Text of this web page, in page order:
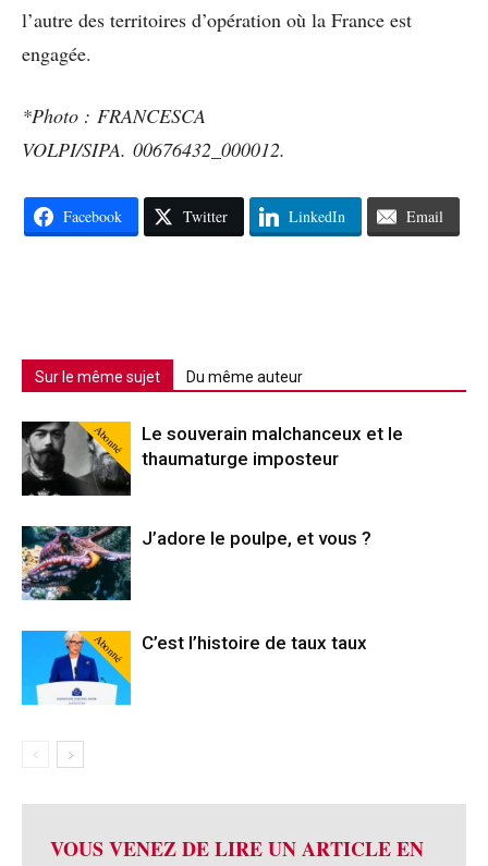
l’autre des territoires d’opération où la France est
engagée.
*Photo : FRANCESCA
VOLPI/SIPA. 00676432_000012.
Facebook Twitter LinkedIn Email
Sur le même sujet Du même auteur
Abonné
Le souverain malchanceux et le
thaumaturge imposteur
J’adore le poulpe, et vous ?
Abonné C’est l’histoire de taux taux
VOUS VENEZ DE LIRE UN ARTICLE EN